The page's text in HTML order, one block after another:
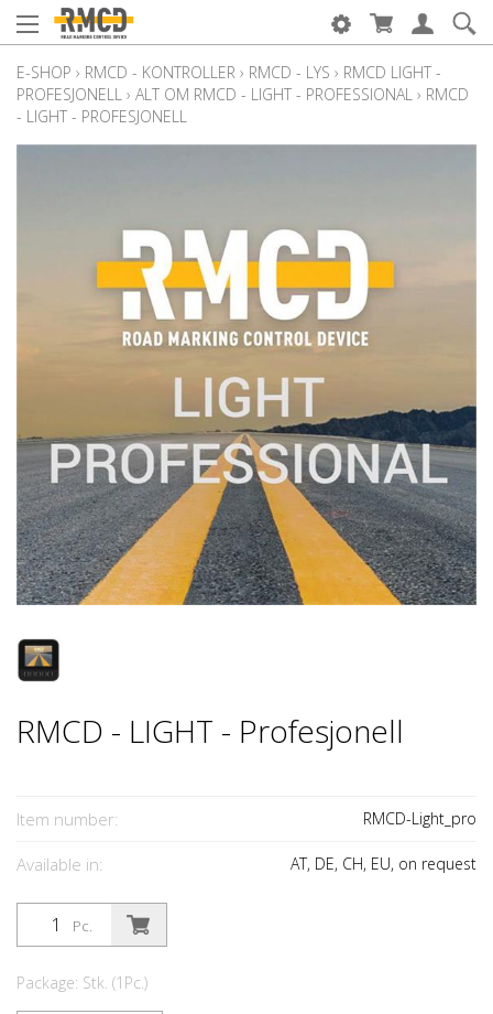
E-SHOP › RMCD - KONTROLLER › RMCD - LYS › RMCD LIGHT -
PROFESJONELL › ALT OM RMCD - LIGHT - PROFESSIONAL › RMCD
- LIGHT - PROFESJONELL
RMCD - LIGHT - Profesjonell
Item number: RMCD-Light_pro
Available in: AT, DE, CH, EU, on request
Pc.
Package: Stk. (1Pc.)